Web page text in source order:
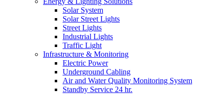
Solar System
Solar Street Lights
Street Lights
Industrial Lights
Traffic Light
Infrastructure & Monitoring
Electric Power
Underground Cabling
Air and Water Quality Monitoring System
Standby Service 24 hr.